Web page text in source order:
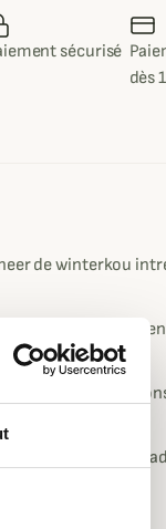
sécurisé
dès
de winterkou
naden
dat natuurlijk
isolatie en